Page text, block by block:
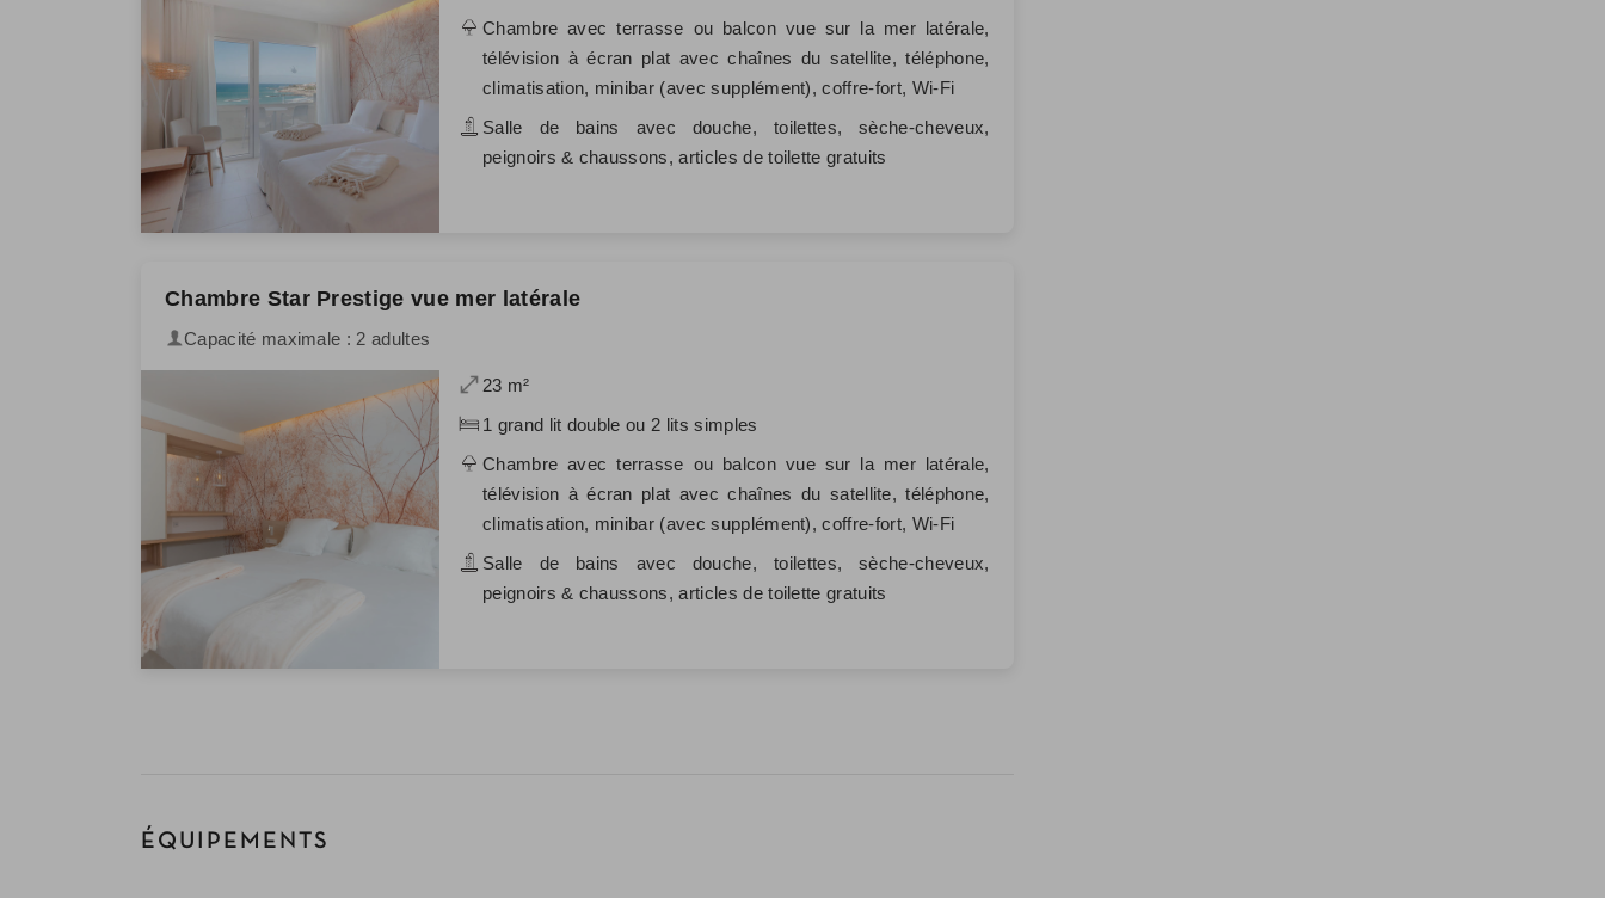
Chambre avec terrasse ou balcon vue sur la mer latérale,
télévision à écran plat avec chaînes du satellite, téléphone,
climatisation, minibar (avec supplément), coffre-fort, Wi-Fi
Salle de bains avec douche, toilettes, sèche-cheveux,
peignoirs & chaussons, articles de toilette gratuits
Chambre Star Prestige vue mer latérale
Capacité maximale : 2 adultes
23 m²
1 grand lit double ou 2 lits simples
Chambre avec terrasse ou balcon vue sur la mer latérale,
télévision à écran plat avec chaînes du satellite, téléphone,
climatisation, minibar (avec supplément), coffre-fort, Wi-Fi
Salle de bains avec douche, toilettes, sèche-cheveux,
peignoirs & chaussons, articles de toilette gratuits
ÉQUIPEMENTS